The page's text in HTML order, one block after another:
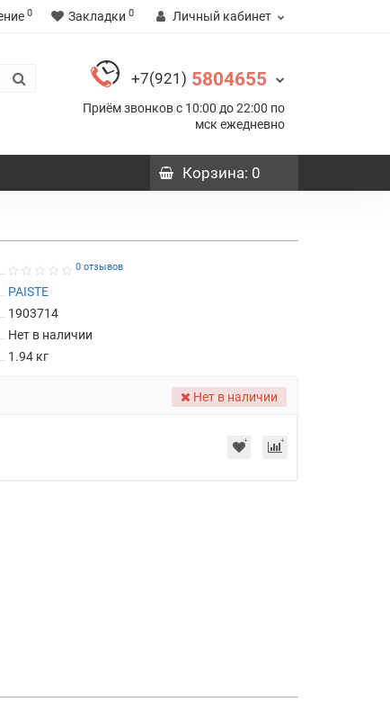
0 Закладки 0 Личный кабинет
+7(921) 5804655
Приём звонков с 10:00 до 22:00 по
мск ежедневно
Корзина: 0
0 отзывов
PAISTE
1903714
Нет в наличии
1.94кг
Нет в наличии